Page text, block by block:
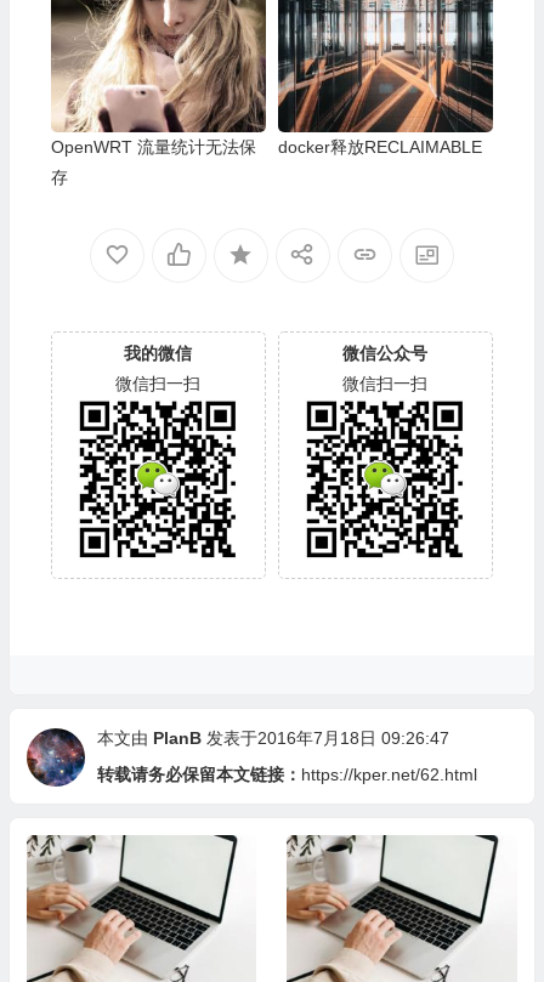
OpenWRT 流量统计无法保
存
docker释放RECLAIMABLE
我的微信
微信扫一扫
微信公众号
微信扫一扫
本文由 PlanB 发表于2016年7月18日 09:26:47
转载请务必保留本文链接： https://kper.net/62.html